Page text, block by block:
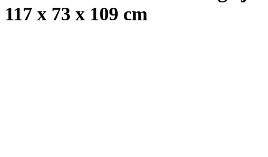
117 x 73 x 109 cm